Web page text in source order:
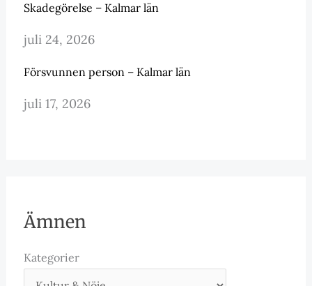
Skadegörelse – Kalmar län
juli 24, 2026
Försvunnen person – Kalmar län
juli 17, 2026
Ämnen
Kategorier